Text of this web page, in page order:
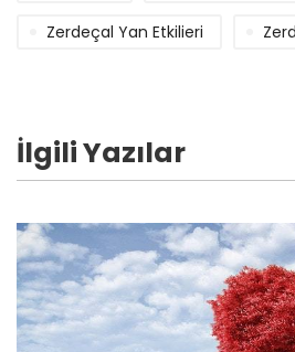
Zerdeçal Yan Etkilieri
İlgili Yazılar